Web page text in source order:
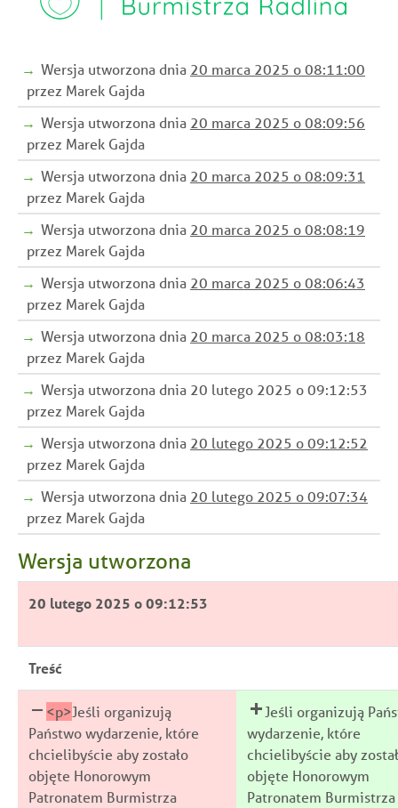
Wersja utworzona dnia 20 marca 2025 o 08:11:00
przez Marek Gajda
Wersja utworzona dnia 20 marca 2025 o 08:09:56
przez Marek Gajda
Wersja utworzona dnia 20 marca 2025 o 08:09:31
przez Marek Gajda
Wersja utworzona dnia 20 marca 2025 o 08:08:19
przez Marek Gajda
Wersja utworzona dnia 20 marca 2025 o 08:06:43
przez Marek Gajda
Wersja utworzona dnia 20 marca 2025 o 08:03:18
przez Marek Gajda
Wersja utworzona dnia 20 lutego 2025 o 09:12:53
przez Marek Gajda
Wersja utworzona dnia 20 lutego 2025 o 09:12:52
przez Marek Gajda
Wersja utworzona dnia 20 lutego 2025 o 09:07:34
przez Marek Gajda
Wersja utworzona
20 lutego 2025 o 09:12:53
Treść
<p>Jeśli organizują
Państwo wydarzenie, które
chcielibyście aby zostało
objęte Honorowym
Patronatem Burmistrza
Jeśli organizują
wydarzenie, które
chcielibyście aby
objęte Honorowym
Patronatem Burmistrza